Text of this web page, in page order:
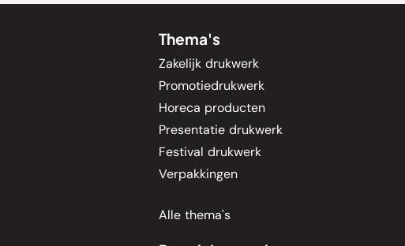
Thema's
Zakelijk drukwerk
Promotiedrukwerk
Horeca producten
Presentatie drukwerk
Festival drukwerk
Verpakkingen
Alle thema's